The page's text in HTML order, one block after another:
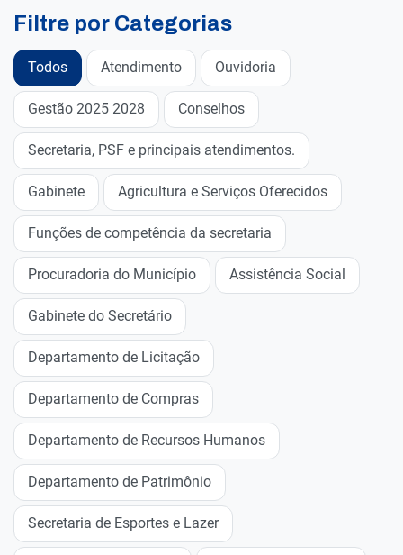
Filtre por Categorias
Todos Atendimento Ouvidoria
Gestão 2025 2028 Conselhos
Secretaria, PSF e principais atendimentos.
Gabinete Agricultura e Serviços Oferecidos
Funções de competência da secretaria
Procuradoria do Município Assistência Social
Gabinete do Secretário
Departamento de Licitação
Departamento de Compras
Departamento de Recursos Humanos
Departamento de Patrimônio
Secretaria de Esportes e Lazer